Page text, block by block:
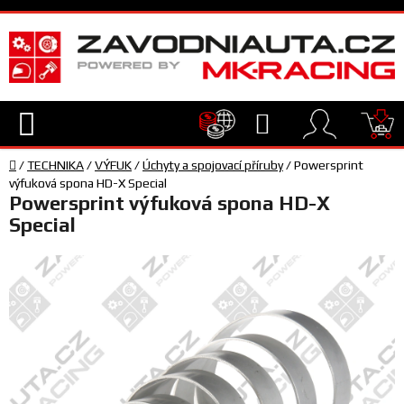
Přejít
na
obsah
Hledat
TECHNIKA
VYBAVENÍ
JEZDEC
TÝM
SERVIS
Domů
/TECHNIKA/VÝFUK/Úchyty a spojovací příruby/Powersprint
výfuková spona HD-X Special
Powersprint výfuková spona HD-X
Special